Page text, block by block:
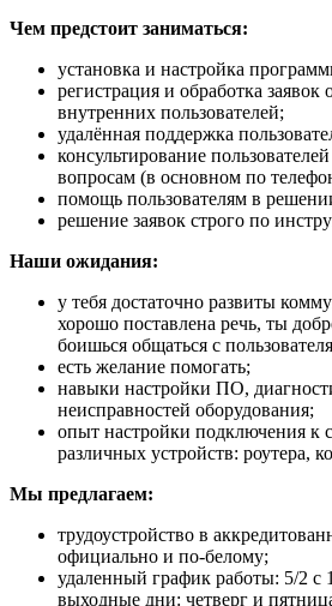
Чем предстоит заниматься:
установка и настройка
регистрация и обработка
внутренних пользователей;
удалённая поддержка
консультирование
вопросам (в основном по
помощь пользователям в
решение заявок строго по
Наши ожидания:
у тебя достаточно развиты
хорошо поставлена речь, ты
боишься общаться с
есть желание помогать;
навыки настройки ПО,
неисправностей оборудования;
опыт настройки подключения к
различных устройств: роутера,
Мы предлагаем:
трудоустройство в
официально и по-белому;
удаленный график работы: 5/2 с
выходные дни: четверг и